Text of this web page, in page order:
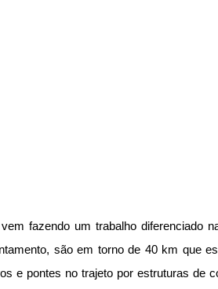
fazendo um trabalho diferenciado
são em torno de 40 km que
e pontes no trajeto por estruturas de